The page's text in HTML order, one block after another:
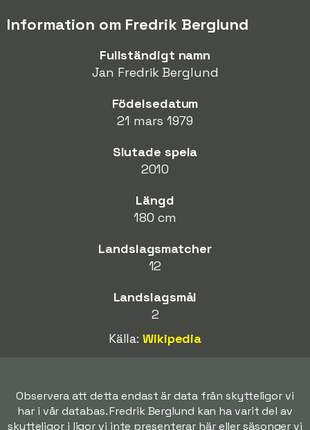
Information om Fredrik Berglund
Fullständigt namn
Jan Fredrik Berglund
Födelsedatum
21 mars 1979
Slutade spela
2010
Längd
180 cm
Landslagsmatcher
12
Landslagsmål
2
Källa:Wikipedia
Observera att detta endast är data från skytteligor vi
har i vår databas. Fredrik Berglund kan ha varit del av
skytteligor i ligor vi inte presenterar här eller säsonger vi